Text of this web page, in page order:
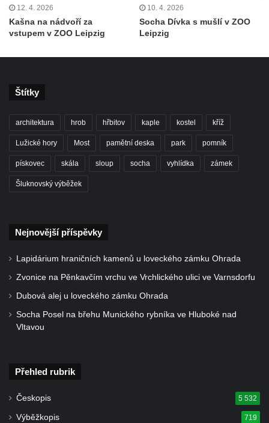
Kašna u Nerudovy studánky v Běhánkách
Vodní kaskáda pod schodištěm u jižní
terasní zdí v zámeckém parku v
Kašna na severním nádvoří zámku v
Libochovicích
Kašna na Mírovém náměstí u kostela
Kašna v lázeňském parku u ulice Lázeňská
Kašna před pavilonem Říp v lázeňském
parku ve Mšeném-lázně
Jezírko s vodotryskem v Zámeckém parku v
Litvínově
Kašna na Masarykově náměstí v Litvínově
Kašna na náměstí Tomáše Garrigue
Fontána před kolonádou Rudolfova a
Karolinina pramene v Mariánských Lázních
12. 4. 2026
Kašna na nádvoří za
vstupem v ZOO Leipzig
10. 4. 2026
Socha Dívka s mušlí v ZOO
Leipzig
Štítky
architektura hrob hřbitov kaple kostel kříž
Lužické hory Most pamětní deska park pomník
pískovec skála sloup socha vyhlídka zámek
Šluknovský výběžek
Nejnovější příspěvky
Lapidárium hraničních kamenů u loveckého zámku Ohrada
Zvonice na Pěnkavčím vrchu ve Vrchlického ulici ve Varnsdorfu
Dubová alej u loveckého zámku Ohrada
Socha Posel na břehu Munického rybníka ve Hluboké nad
Vltavou
Přehled rubrik
Českopis 5 532
Výběžkopis 719